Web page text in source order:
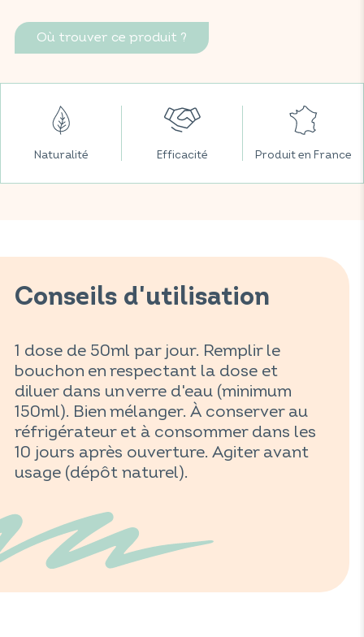
Où trouver ce produit ?
Naturalité Efficacité Produit en France
Conseils d'utilisation
1 dose de 50ml par jour. Remplir le
bouchon en respectant la dose et
diluer dans un verre d'eau (minimum
150ml). Bien mélanger. À conserver au
réfrigérateur et à consommer dans les
10 jours après ouverture. Agiter avant
usage (dépôt naturel).